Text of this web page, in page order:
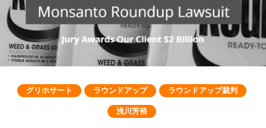
グリホサート ラウンドアップ ラウンドアップ裁判
浅川芳裕